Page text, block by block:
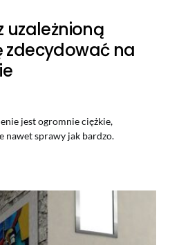
uzależnioną
zdecydować na
jest ogromnie ciężkie,
nawet sprawy jak bardzo.